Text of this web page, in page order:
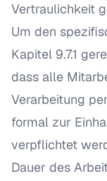
Vertraulichkeit
Um den
Kapitel 9.7.1
dass alle
Verarbeitung
formal zur
verpflichtet
Dauer des